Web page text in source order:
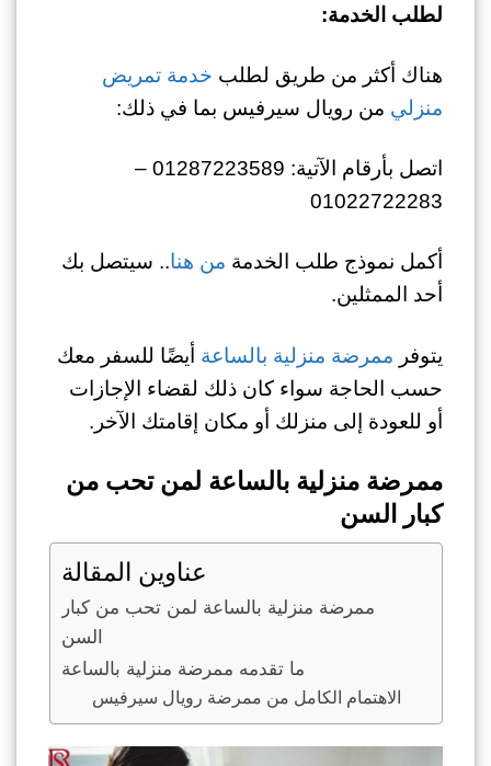
لطلب الخدمة:
هناك أكثر من طريق لطلب خدمة تمريض
منزلي من رويال سيرفيس بما في ذلك:
اتصل بأرقام الآتية: 01287223589 –
01022722283
أكمل نموذج طلب الخدمة من هنا.. سيتصل بك
أحد الممثلين.
يتوفر ممرضة منزلية بالساعة أيضًا للسفر معك
حسب الحاجة سواء كان ذلك لقضاء الإجازات
أو للعودة إلى منزلك أو مكان إقامتك الآخر.
ممرضة منزلية بالساعة لمن تحب من
كبار السن
عناوين المقالة
ممرضة منزلية بالساعة لمن تحب من كبار
السن
ما تقدمه ممرضة منزلية بالساعة
الاهتمام الكامل من ممرضة رويال سيرفيس